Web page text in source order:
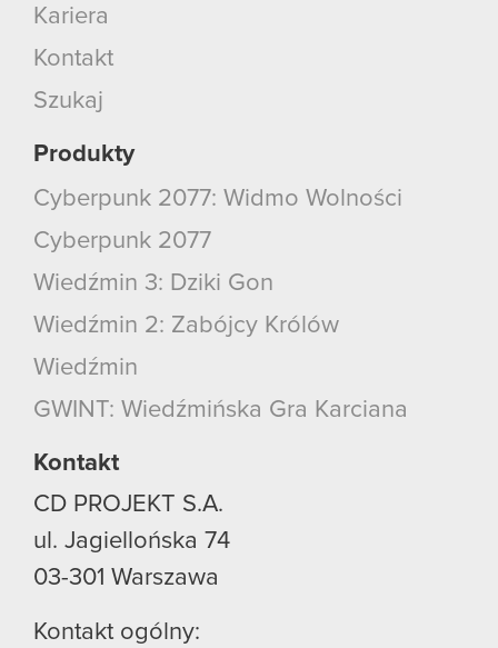
używanie plików cookie.
Kariera
Kontakt
Szukaj
Produkty
Cyberpunk 2077: Widmo Wolności
Cyberpunk 2077
Wiedźmin 3: Dziki Gon
Wiedźmin 2: Zabójcy Królów
Wiedźmin
GWINT: Wiedźmińska Gra Karciana
Kontakt
CD PROJEKT S.A.
ul. Jagiellońska 74
03-301 Warszawa
Kontakt ogólny: